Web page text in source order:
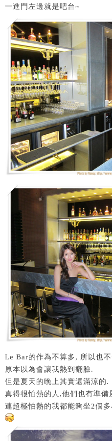
一進門左邊就是吧台~
Le Bar的作為不算多, 所以也
原本以為會讓我熱到翻臉.
但是夏天的晚上其實還滿涼的.
真得很怕熱的人,他們也有準備
連超極怕熱的我都能夠坐2個